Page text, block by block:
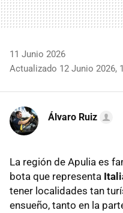
11 Junio 2026
Actualizado 12 Junio 2026,
Álvaro Ruiz
La región de Apulia es
bota que representa
tener localidades tan
ensueño, tanto en la